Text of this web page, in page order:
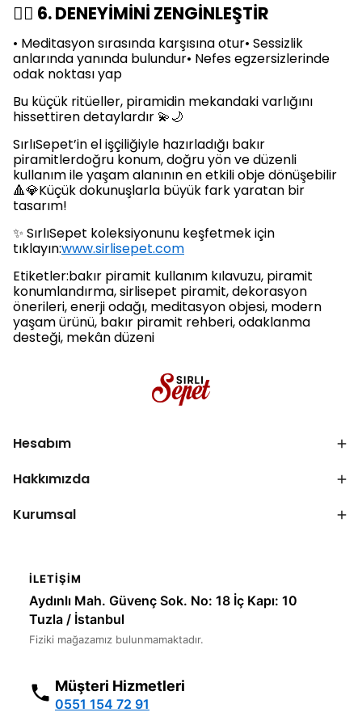
🧘‍♂️ 6. DENEYİMİNİ ZENGİNLEŞTİR
• Meditasyon sırasında karşısına otur• Sessizlik
anlarında yanında bulundur• Nefes egzersizlerinde
odak noktası yap
Bu küçük ritüeller, piramidin mekandaki varlığını
hissettiren detaylardır 💫🌙
SırlıSepet’in el işçiliğiyle hazırladığı bakır
piramitlerdoğru konum, doğru yön ve düzenli
kullanım ile yaşam alanının en etkili obje dönüşebilir
🔺💎Küçük dokunuşlarla büyük fark yaratan bir
tasarım!
✨ SırlıSepet koleksiyonunu keşfetmek için
tıklayın:www.sirlisepet.com
Etiketler:bakır piramit kullanım kılavuzu, piramit
konumlandırma, sirlisepet piramit, dekorasyon
önerileri, enerji odağı, meditasyon objesi, modern
yaşam ürünü, bakır piramit rehberi, odaklanma
desteği, mekân düzeni
Hesabım
Hakkımızda
Kurumsal
İLETIŞIM
Aydınlı Mah. Güvenç Sok. No: 18 İç Kapı: 10
Tuzla / İstanbul
Fiziki mağazamız bulunmamaktadır.
Müşteri Hizmetleri
0551 154 72 91